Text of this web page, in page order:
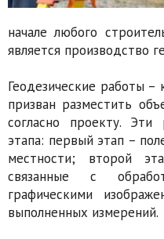
начале любого
является производство
Геодезические работы
призван разместить
согласно проекту.
этапа: первый этап –
местности; второй
связанные с
графическими
выполненных измерений.